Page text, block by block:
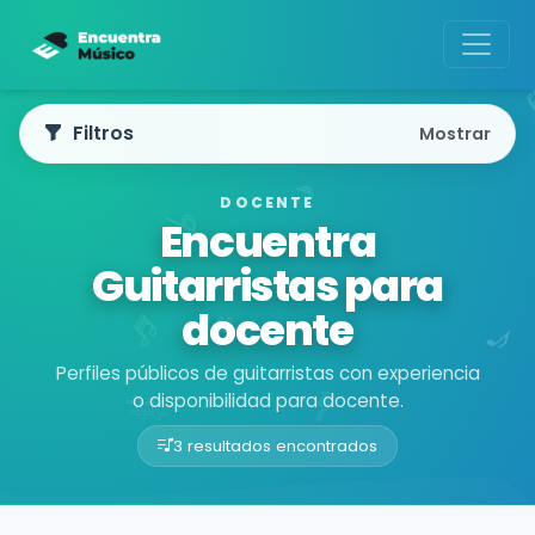
DOCENTE
Encuentra
Guitarristas para
docente
Perfiles públicos de guitarristas con experiencia
o disponibilidad para docente.
3 resultados encontrados
Buscador de músicos
Filtros Mostrar